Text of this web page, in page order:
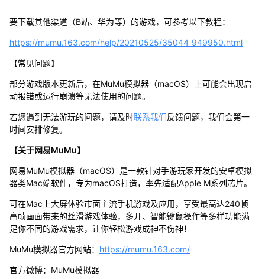
要下载其他渠道（B站、华为等）的游戏，可参考以下教程：
https://mumu.163.com/help/20210525/35044_949950.html
【常见问题】
部分游戏版本更新后，在MuMu模拟器（macOS）上可能会出现启
动报错或运行崩溃等无法使用的问题。
若您遇到无法游玩的问题，请及时联系我们反馈问题，我们会第一
时间安排修复。
【关于网易MuMu】
网易MuMu模拟器（macOS）是一款针对手游玩家开发的安卓模拟
器类Mac端软件，专为macOS打造，率先适配Apple M系列芯片。
可在Mac上大屏体验市面主流手机游戏及应用，享受最高达240帧
高帧画面带来的丝滑游戏体验，多开、智能键鼠操作等多样功能满
足你不同的游戏需求，让你轻松游戏成神不伤神！
MuMu模拟器官方网站： https://mumu.163.com/
官方微博：MuMu模拟器